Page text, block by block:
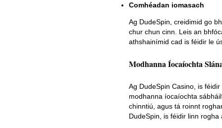
Comhéadan iomasach
Ag DudeSpin, creidimid go
chur chun cinn. Leis an
athshainímid cad is féidir le
Modhanna Íocaíochta
Ag DudeSpin Casino, is
modhanna íocaíochta
chinntiú, agus tá roinnt
DudeSpin, is féidir linn